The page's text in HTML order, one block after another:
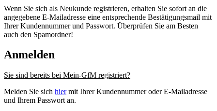
Wenn Sie sich als Neukunde registrieren, erhalten Sie sofort an die
angegebene E-Mailadresse eine entsprechende Bestätigungsmail mit
Ihrer Kundennummer und Passwort. Überprüfen Sie am Besten
auch den Spamordner!
Anmelden
Sie sind bereits bei Mein-GfM registriert?
Melden Sie sich hiermit Ihrer Kundennummer oder E-Mailadresse
und Ihrem Passwort an.